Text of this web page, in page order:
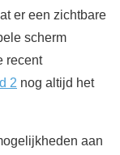
er een zichtbare
scherm
recent
2 nog altijd het
aan